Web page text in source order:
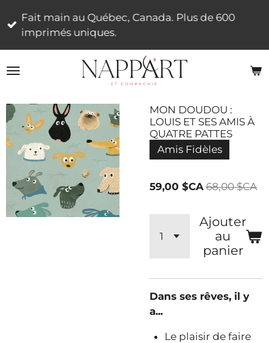
Passer
au
Fait main au Québec, Canada. Plus de 600
imprimés uniques.
MON DOUDOU :
LOUIS ET SES AMIS À
QUATRE PATTES
Amis Fidèles
59,00 $CA 68,00 $CA
Ajouter
au
panier
Dans ses rêves, il y
a...
Le plaisir de faire